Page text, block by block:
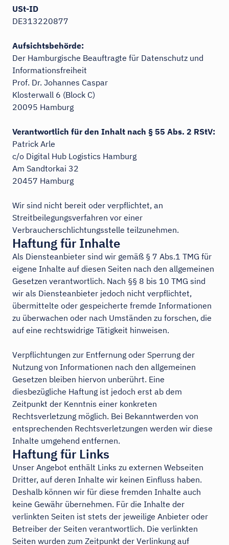
USt-ID
DE313220877
Aufsichtsbehörde:
Der Hamburgische Beauftragte für Datenschutz und
Informationsfreiheit
Prof. Dr. Johannes Caspar
Klosterwall 6 (Block C)
20095 Hamburg
Verantwortlich für den Inhalt nach § 55 Abs. 2 RStV:
Patrick Arle
c/o Digital Hub Logistics Hamburg
Am Sandtorkai 32
20457 Hamburg
Wir sind nicht bereit oder verpflichtet, an
Streitbeilegungsverfahren vor einer
Verbraucherschlichtungsstelle teilzunehmen.
Haftung für Inhalte
Als Diensteanbieter sind wir gemäß § 7 Abs.1 TMG für
eigene Inhalte auf diesen Seiten nach den allgemeinen
Gesetzen verantwortlich. Nach §§ 8 bis 10 TMG sind
wir als Diensteanbieter jedoch nicht verpflichtet,
übermittelte oder gespeicherte fremde Informationen
zu überwachen oder nach Umständen zu forschen, die
auf eine rechtswidrige Tätigkeit hinweisen.
Verpflichtungen zur Entfernung oder Sperrung der
Nutzung von Informationen nach den allgemeinen
Gesetzen bleiben hiervon unberührt. Eine
diesbezügliche Haftung ist jedoch erst ab dem
Zeitpunkt der Kenntnis einer konkreten
Rechtsverletzung möglich. Bei Bekanntwerden von
entsprechenden Rechtsverletzungen werden wir diese
Inhalte umgehend entfernen.
Haftung für Links
Unser Angebot enthält Links zu externen Webseiten
Dritter, auf deren Inhalte wir keinen Einfluss haben.
Deshalb können wir für diese fremden Inhalte auch
keine Gewähr übernehmen. Für die Inhalte der
verlinkten Seiten ist stets der jeweilige Anbieter oder
Betreiber der Seiten verantwortlich. Die verlinkten
Seiten wurden zum Zeitpunkt der Verlinkung auf